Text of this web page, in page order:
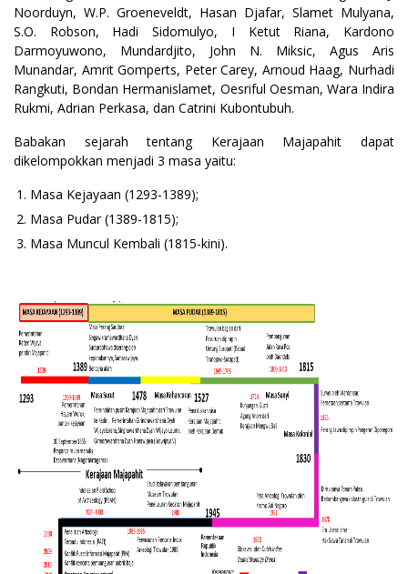
Noorduyn, W.P. Groeneveldt, Hasan Djafar, Slamet Mulyana,
S.O. Robson, Hadi Sidomulyo, I Ketut Riana, Kardono
Darmoyuwono, Mundardjito, John N. Miksic, Agus Aris
Munandar, Amrit Gomperts, Peter Carey, Arnoud Haag, Nurhadi
Rangkuti, Bondan Hermanislamet, Oesriful Oesman, Wara Indira
Rukmi, Adrian Perkasa, dan Catrini Kubontubuh.
Babakan sejarah tentang Kerajaan Majapahit dapat
dikelompokkan menjadi 3 masa yaitu:
Masa Kejayaan (1293-1389);
Masa Pudar (1389-1815);
Masa Muncul Kembali (1815-kini).